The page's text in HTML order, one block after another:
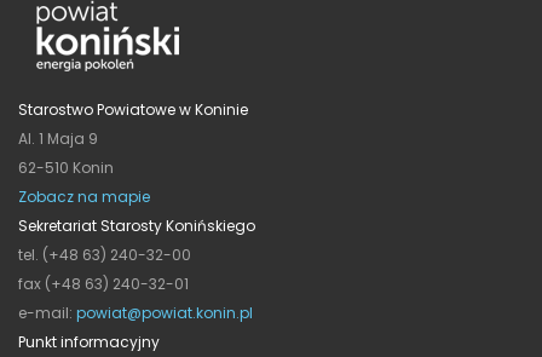
Starostwo Powiatowe w Koninie
Al. 1 Maja 9
62-510 Konin
Zobacz na mapie
Sekretariat Starosty Konińskiego
tel. (+48 63) 240-32-00
fax (+48 63) 240-32-01
e-mail: powiat@powiat.konin.pl
Punkt informacyjny